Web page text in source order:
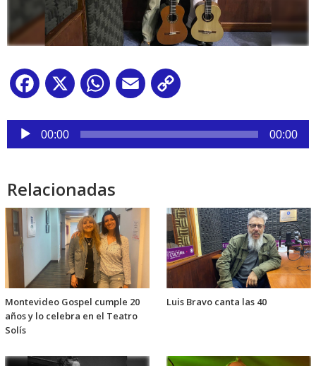
Facebook
X WhatsApp
Email
Reproductor
audio
00:00 00:00
Relacionadas
Montevideo Gospel cumple 20
años y lo celebra en el Teatro
Solís
Luis Bravo canta las 40